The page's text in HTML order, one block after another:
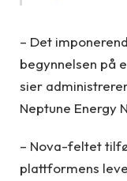
– Det
begynnelsen på
sier
Neptune Energy
– Nova-feltet
plattformens